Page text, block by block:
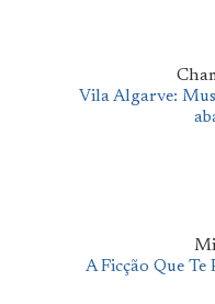
Vila Algarve:
A Ficção Que